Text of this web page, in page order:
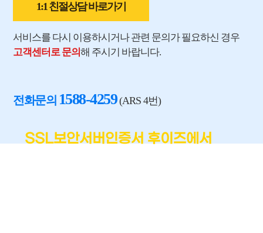
1:1 친절상담 바로가기
서비스를 다시 이용하시거나 관련 문의가 필요하신 경우
고객센터로 문의해 주시기 바랍니다.
전화문의 1588-4259(ARS 4번)
SSL보안서버인증서 후이즈에서